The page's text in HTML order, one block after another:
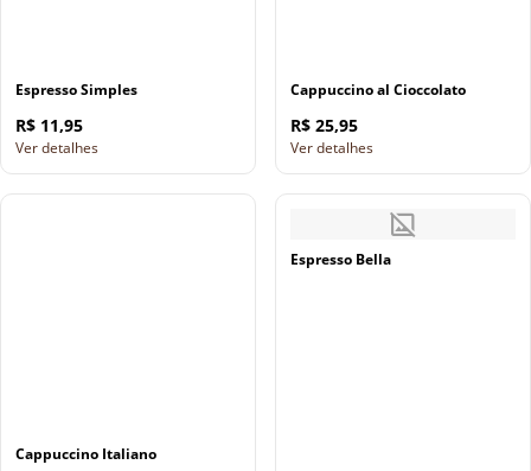
Espresso Simples
R$ 11,95
Ver detalhes
Cappuccino al Cioccolato
R$ 25,95
Ver detalhes
Cappuccino Italiano
Espresso Bella